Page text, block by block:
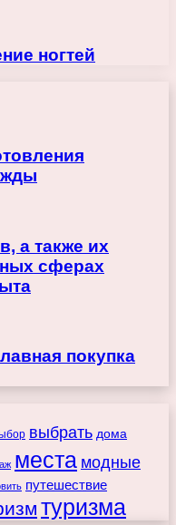
ногтей
а также их
сферах
покупка
выбрать дома
места модные
путешествие
туризма